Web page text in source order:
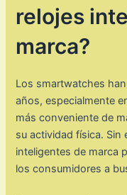
relojes
marca?
Los smartwatches
años, especialmente
más conveniente de
su actividad física. Sin
inteligentes de marca
los consumidores a